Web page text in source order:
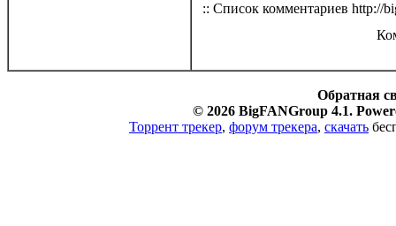
:: Список комментариев http://
Обратная
© 2026 BigFANGroup 4.1.
Торрент трекер, форум трекера, скачать